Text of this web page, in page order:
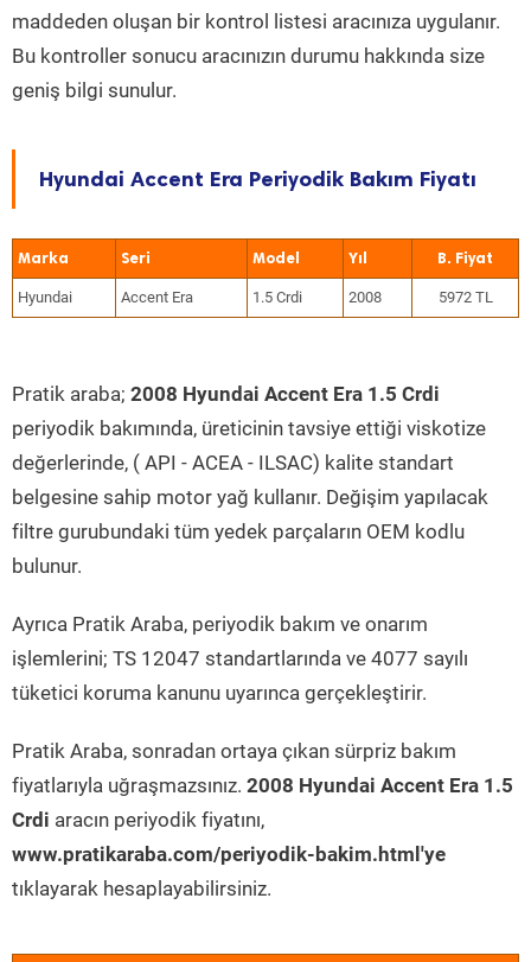
maddeden oluşan bir kontrol listesi aracınıza uygulanır.
Bu kontroller sonucu aracınızın durumu hakkında size
geniş bilgi sunulur.
Hyundai Accent Era Periyodik Bakım Fiyatı
Marka Seri Model Yıl
Hyundai Accent Era 1.5 Crdi 2008 5972 TL
Pratik araba; 2008 Hyundai Accent Era 1.5 Crdi
periyodik bakımında, üreticinin tavsiye ettiği viskotize
değerlerinde, ( API - ACEA - ILSAC) kalite standart
belgesine sahip motor yağ kullanır. Değişim yapılacak
filtre gurubundaki tüm yedek parçaların OEM kodlu
bulunur.
Ayrıca Pratik Araba, periyodik bakım ve onarım
işlemlerini; TS 12047 standartlarında ve 4077 sayılı
tüketici koruma kanunu uyarınca gerçekleştirir.
Pratik Araba, sonradan ortaya çıkan sürpriz bakım
fiyatlarıyla uğraşmazsınız. 2008 Hyundai Accent Era 1.5
Crdi aracın periyodik fiyatını,
www.pratikaraba.com/periyodik-bakim.html'ye
tıklayarak hesaplayabilirsiniz.